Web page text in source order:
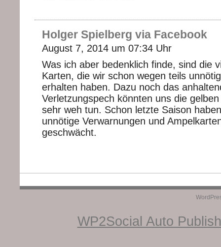
Holger Spielberg via Facebook
August 7, 2014 um 07:34 Uhr
Was ich aber bedenklich finde, sind die
Karten, die wir schon wegen teils
erhalten haben. Dazu noch das
Verletzungspech könnten uns die
sehr weh tun. Schon letzte Saison
unnötige Verwarnungen und
geschwächt.
WP2Social Auto Publish